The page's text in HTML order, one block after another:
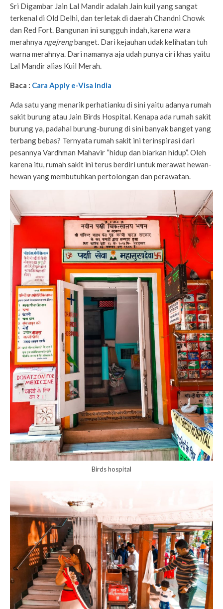
Sri Digambar Jain Lal Mandir adalah Jain kuil yang sangat
terkenal di Old Delhi, dan terletak di daerah Chandni Chowk
dan Red Fort. Bangunan ini sungguh indah, karena wara
merahnya ngejrengbanget. Dari kejauhan udak kelihatan tuh
warna merahnya. Dari namanya aja udah punya ciri khas yaitu
Lal Mandir alias Kuil Merah.
Baca : Cara Apply e-Visa India
Ada satu yang menarik perhatianku di sini yaitu adanya rumah
sakit burung atau Jain Birds Hospital. Kenapa ada rumah sakit
burung ya, padahal burung-burung di sini banyak banget yang
terbang bebas? Ternyata rumah sakit ini terinspirasi dari
pesannya Vardhman Mahavir “hidup dan biarkan hidup”. Oleh
karena itu, rumah sakit ini terus berdiri untuk merawat hewan-
hewan yang membutuhkan pertolongan dan perawatan.
Birds hospital